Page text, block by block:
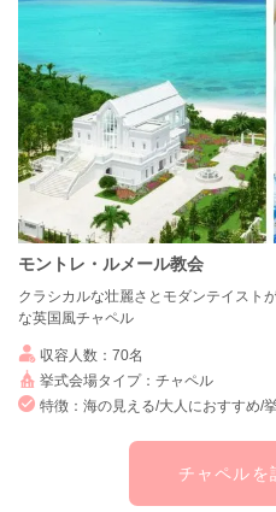
モントレ・ルメール教会
クラシカルな壮麗さとモダンテイスト
な英国風チャペル
収容人数：70名
挙式会場タイプ：チャペル
特徴：海の見える/大人におすすめ/
チャペルを